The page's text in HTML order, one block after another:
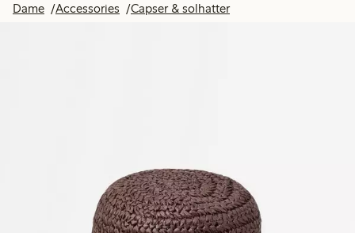
Dame Accessories Capser & solhatter